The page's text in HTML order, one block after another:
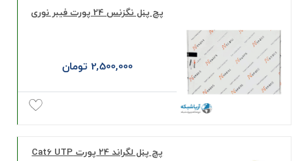
پچ پنل نگزنس 24 پورت فیبر نوری
2,500,000 تومان
پچ پنل لگراند 24 پورت Cat6 UTP